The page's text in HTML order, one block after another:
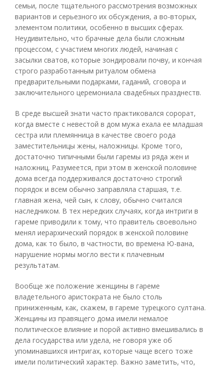
семьи, после тщательного рассмотрения возможных
вариантов и серьезного их обсуждения, а во-вторых,
элементом политики, особенно в высших сферах.
Неудивительно, что брачные дела были сложным
процессом, с участием многих людей, начиная с
засылки сватов, которые зондировали почву, и кончая
строго разработанным ритуалом обмена
предварительными подарками, гаданий, сговора и
заключительного церемониала свадебных празднеств.
В среде высшей знати часто практиковался сорорат,
когда вместе с невестой в дом мужа ехала ее младшая
сестра или племянница в качестве своего рода
заместительницы жены, наложницы. Кроме того,
достаточно типичными были гаремы из ряда жен и
наложниц. Разумеется, при этом в женской половине
дома всегда поддерживался достаточно строгий
порядок и всем обычно заправляла старшая, т.е.
главная жена, чей сын, к слову, обычно считался
наследником. В тех нередких случаях, когда интриги в
гареме приводили к тому, что правитель своевольно
менял иерархический порядок в женской половине
дома, как то было, в частности, во времена Ю-вана,
нарушение нормы могло вести к плачевным
результатам.
Вообще же положение женщины в гареме
владетельного аристократа не было столь
приниженным, как, скажем, в гареме турецкого султана.
Женщины из правящего дома имели немалое
политическое влияние и порой активно вмешивались в
дела государства или удела, не говоря уже об
упоминавшихся интригах, которые чаще всего тоже
имели политический характер. Важно заметить, что,